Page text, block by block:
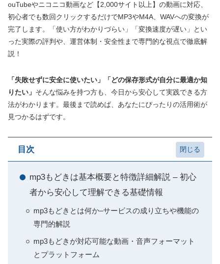
ouTubeやニコニコ動画など【2,000サイト以上】の動画に対応、
初心者でも数回クリックするだけでMP3やM4A、WAVへの変換が
完了します。「使い方がわかりづらい」「変換速度が遅い」とい
った実際の評判や、運営体制・安全性まで専門的な視点で徹底解
説！
「失敗せずに安全に使いたい」「どの保存形式が自分に最適か知
りたい」 そんな悩みを持つ方も、今日から安心して実践できる方
法がわかります。最後まで読めば、あなたにぴったりの活用術が
見つかるはずです。
目次
mp3もどきは基本概要と特徴詳細解説 – 初心
者から安心して理解できる基礎情報
mp3もどきとは何か–サービスの成り立ちや機能の
専門的解説
mp3もどきが対応可能な動画・音声フォーマット
とプラットフォーム